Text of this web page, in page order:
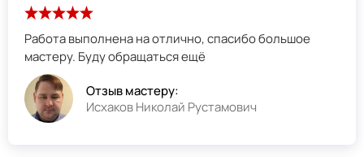
Работа выполнена на отлично, спасибо большое
мастеру. Буду обращаться ещё
Отзыв мастеру:
Исхаков Николай Рустамович